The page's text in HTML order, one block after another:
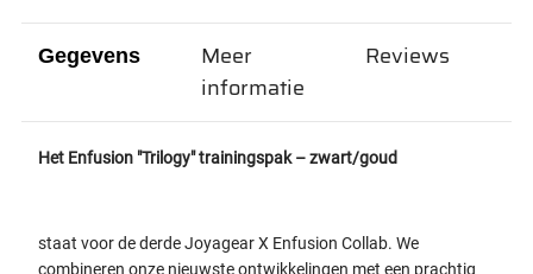
Gegevens
Het Enfusion "Trilogy" trainingspak – zwart/goud
staat voor de derde Joyagear X Enfusion Collab. We
combineren onze nieuwste ontwikkelingen met een prachtig
Meer
informatie
Reviews